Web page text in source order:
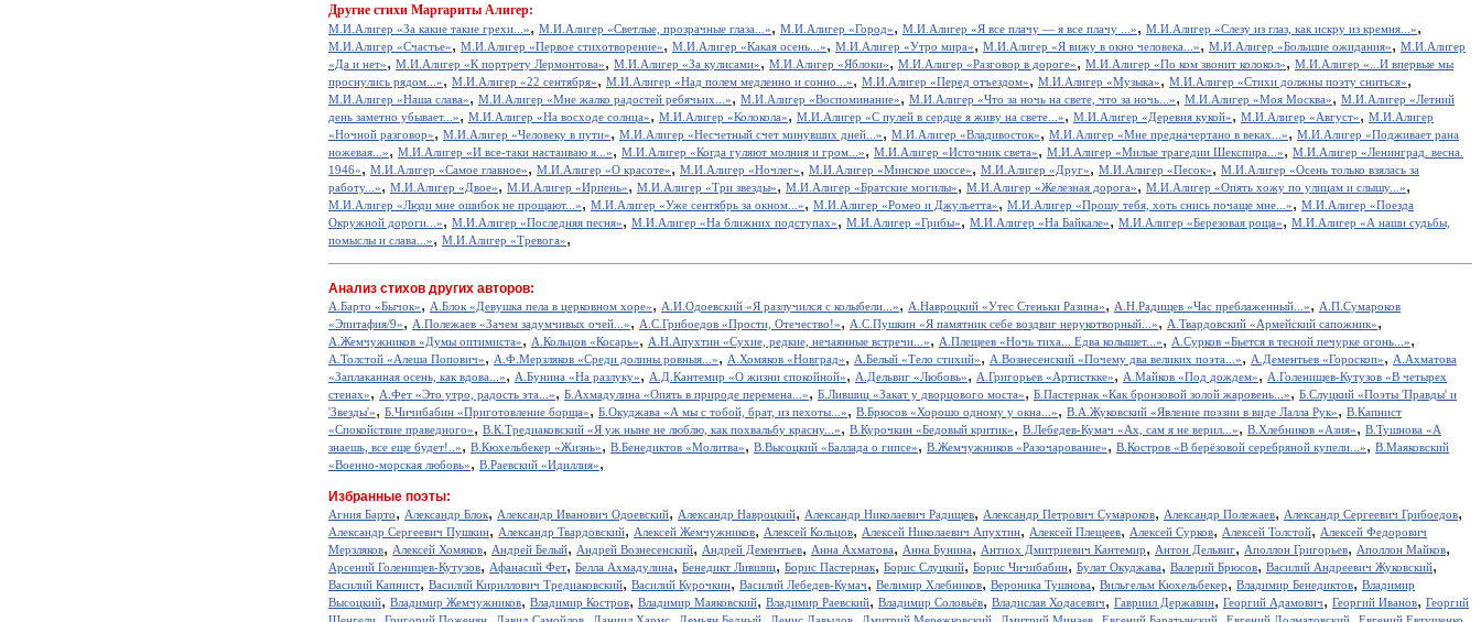
Другие стихи Маргариты Алигер:
М.И.Алигер «За какие такие грехи...», М.И.Алигер «Светлые, прозрачные глаза...», М.И.Алигер «Город», М.И.Алигер «Я все плачу — я все плачу ...», М.И.Алигер «Слезу из глаз, как искру из кремня...»,
М.И.Алигер «Счастье», М.И.Алигер «Первое стихотворение», М.И.Алигер «Какая осень...», М.И.Алигер «Утро мира», М.И.Алигер «Я вижу в окно человека...», М.И.Алигер «Большие ожидания», М.И.Алигер
«Да и нет», М.И.Алигер «К портрету Лермонтова», М.И.Алигер «За кулисами», М.И.Алигер «Яблоки», М.И.Алигер «Разговор в дороге», М.И.Алигер «По ком звонит колокол», М.И.Алигер «...И впервые мы
проснулись рядом...», М.И.Алигер «22 сентября», М.И.Алигер «Над полем медленно и сонно...», М.И.Алигер «Перед отъездом», М.И.Алигер «Музыка», М.И.Алигер «Стихи должны поэту сниться»,
М.И.Алигер «Наша слава», М.И.Алигер «Мне жалко радостей ребячьих...», М.И.Алигер «Воспоминание», М.И.Алигер «Что за ночь на свете, что за ночь...», М.И.Алигер «Моя Москва», М.И.Алигер «Летний
день заметно убывает...», М.И.Алигер «На восходе солнца», М.И.Алигер «Колокола», М.И.Алигер «С пулей в сердце я живу на свете...», М.И.Алигер «Деревня кукой», М.И.Алигер «Август», М.И.Алигер
«Ночной разговор», М.И.Алигер «Человеку в пути», М.И.Алигер «Несчетный счет минувших дней...», М.И.Алигер «Владивосток», М.И.Алигер «Мне предначертано в веках...», М.И.Алигер «Подживает рана
ножевая...», М.И.Алигер «И все-таки настаиваю я...», М.И.Алигер «Когда гуляют молния и гром...», М.И.Алигер «Источник света», М.И.Алигер «Милые трагедии Шекспира...», М.И.Алигер «Ленинград. весна.
1946», М.И.Алигер «Самое главное», М.И.Алигер «О красоте», М.И.Алигер «Ночлег», М.И.Алигер «Минское шоссе», М.И.Алигер «Друг», М.И.Алигер «Песок», М.И.Алигер «Осень только взялась за
работу...», М.И.Алигер «Двое», М.И.Алигер «Ирпень», М.И.Алигер «Три звезды», М.И.Алигер «Братские могилы», М.И.Алигер «Железная дорога», М.И.Алигер «Опять хожу по улицам и слышу...»,
М.И.Алигер «Люди мне ошибок не прощают...», М.И.Алигер «Уже сентябрь за окном...», М.И.Алигер «Ромео и Джульетта», М.И.Алигер «Прошу тебя, хоть снись почаще мне...», М.И.Алигер «Поезда
Окружной дороги...», М.И.Алигер «Последняя песня», М.И.Алигер «На ближних подступах», М.И.Алигер «Грибы», М.И.Алигер «На Байкале», М.И.Алигер «Березовая роща», М.И.Алигер «А наши судьбы,
помыслы и слава...», М.И.Алигер «Тревога»,
Анализ стихов других авторов:
А.Барто «Бычок», А.Блок «Девушка пела в церковном хоре», А.И.Одоевский «Я разлучился с колыбели...», А.Навроцкий «Утес Cтеньки Разина», А.Н.Радищев «Час преблаженный...», А.П.Сумароков
«Эпитафия/9», А.Полежаев «Зачем задумчивых очей...», А.С.Грибоедов «Прости, Отечество!», А.С.Пушкин «Я памятник себе воздвиг нерукотворный...», А.Твардовский «Армейский сапожник»,
А.Жемчужников «Думы оптимиста», А.Кольцов «Косарь», А.Н.Апухтин «Сухие, редкие, нечаянные встречи...», А.Плещеев «Ночь тиха... Едва колышет...», А.Сурков «Бьется в тесной печурке огонь...»,
А.Толстой «Алеша Попович», А.Ф.Мерзляков «Среди долины ровныя...», А.Хомяков «Новград», А.Белый «Тело стихий», А.Вознесенский «Почему два великих поэта...», А.Дементьев «Гороскоп», А.Ахматова
«Заплаканная осень, как вдова...», А.Бунина «На разлуку», А.Д.Кантемир «О жизни спокойной», А.Дельвиг «Любовь», А.Григорьев «Артисткке», А.Майков «Под дождем», А.Голенищев-Кутузов «В четырех
стенах», А.Фет «Это утро, радость эта...», Б.Ахмадулина «Опять в природе перемена...», Б.Лившиц «Закат у дворцового моста», Б.Пастернак «Как бронзовой золой жаровень...», Б.Слуцкий «Поэты 'Правды' и
'Звезды'», Б.Чичибабин «Приготовление борща», Б.Окуджава «А мы с тобой, брат, из пехоты...», В.Брюсов «Хорошо одному у окна...», В.А.Жуковский «Явление поэзии в виде Лалла Рук», В.Капнист
«Спокойствие праведного», В.К.Тредиаковский «Я уж ныне не люблю, как похвальбу красну...», В.Курочкин «Бедовый критик», В.Лебедев-Кумач «Ах, сам я не верил...», В.Хлебников «Азия», В.Тушнова «А
знаешь, все еще будет!..», В.Кюхельбекер «Жизнь», В.Бенедиктов «Молитва», В.Высоцкий «Баллада о гипсе», В.Жемчужников «Разочарование», В.Костров «В берёзовой серебряной купели...», В.Маяковский
«Военно-морская любовь», В.Раевский «Идиллия»,
Избранные поэты:
Агния Барто, Александр Блок, Александр Иванович Одоевский, Александр Навроцкий, Александр Николаевич Радищев, Александр Петрович Сумароков, Александр Полежаев, Александр Сергеевич Грибоедов,
Александр Сергеевич Пушкин, Александр Твардовский, Алексей Жемчужников, Алексей Кольцов, Алексей Николаевич Апухтин, Алексей Плещеев, Алексей Сурков, Алексей Толстой, Алексей Федорович
Мерзляков, Алексей Хомяков, Андрей Белый, Андрей Вознесенский, Андрей Дементьев, Анна Ахматова, Анна Бунина, Антиох Дмитриевич Кантемир, Антон Дельвиг, Аполлон Григорьев, Аполлон Майков,
Арсений Голенищев-Кутузов, Афанасий Фет, Белла Ахмадулина, Бенедикт Лившиц, Борис Пастернак, Борис Слуцкий, Борис Чичибабин, Булат Окуджава, Валерий Брюсов, Василий Андреевич Жуковский,
Василий Капнист, Василий Кириллович Тредиаковский, Василий Курочкин, Василий Лебедев-Кумач, Велимир Хлебников, Вероника Тушнова, Вильгельм Кюхельбекер, Владимир Бенедиктов, Владимир
Высоцкий, Владимир Жемчужников, Владимир Костров, Владимир Маяковский, Владимир Раевский, Владимир Соловьёв, Владислав Ходасевич, Гавриил Державин, Георгий Адамович, Георгий Иванов, Георгий